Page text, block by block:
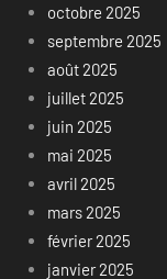
octobre 2025
septembre 2025
août 2025
juillet 2025
juin 2025
mai 2025
avril 2025
mars 2025
février 2025
janvier 2025